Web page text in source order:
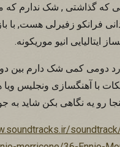
که گذاشتی , شک ندارم که
فرانکو زفیرلی هست, با
ایتالیایی انیو موریکونه.
دومی کمی شک دارم بین دو
با آهنگسازی ونجلیس ویا
رو یه نگاهی بکن شاید به